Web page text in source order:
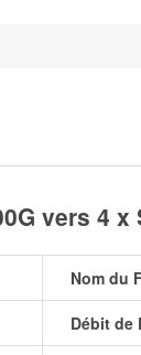
vers 4
Nom du
Débit de